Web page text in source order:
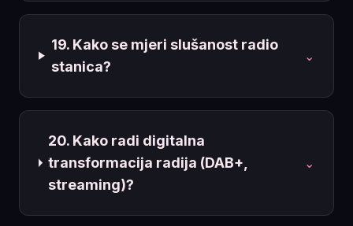
19. Kako se mjeri slušanost radio
stanica?
⌄
20. Kako radi digitalna
transformacija radija (DAB+,
streaming)?
⌄